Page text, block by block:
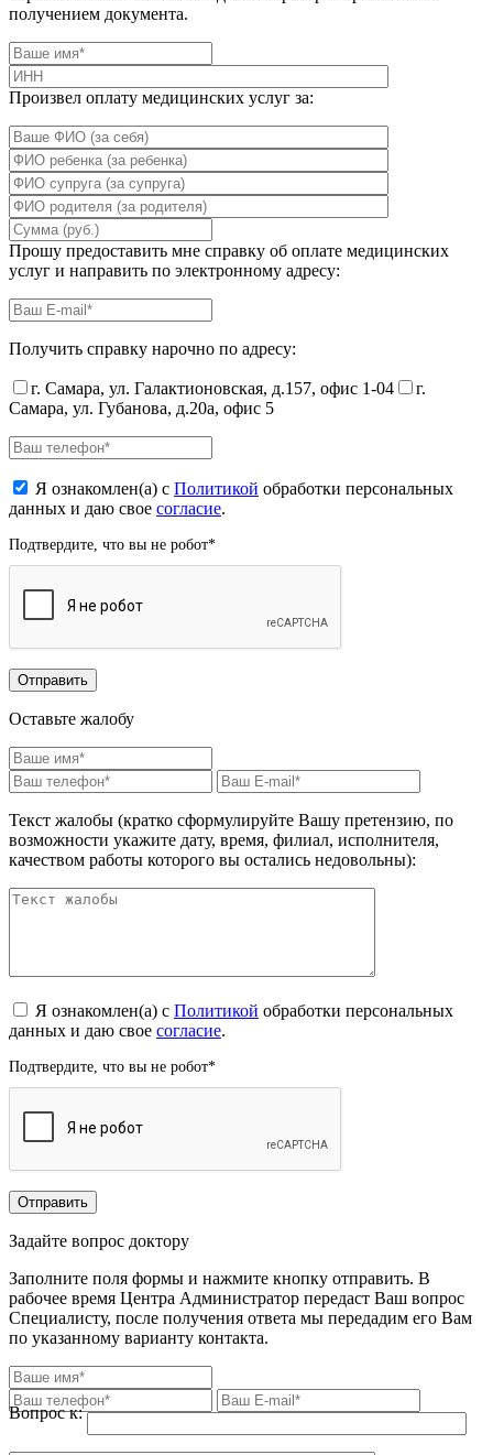
получением документа.
Произвел оплату медицинских услуг за:
Прошу предоставить мне справку об оплате медицинских
услуг и направить по электронному адресу:
Получить справку нарочно по адресу:
г. Самара, ул. Галактионовская, д.157, офис 1-04
г.
Самара, ул. Губанова, д.20а, офис 5
Я ознакомлен(а) с Политикой обработки персональных
данных и даю свое согласие.
Подтвердите, что вы не робот*
Оставьте жалобу
Текст жалобы (кратко сформулируйте Вашу претензию, по
возможности укажите дату, время, филиал, исполнителя,
качеством работы которого вы остались недовольны):
Я ознакомлен(а) с Политикой обработки персональных
данных и даю свое согласие.
Подтвердите, что вы не робот*
Задайте вопрос доктору
Заполните поля формы и нажмите кнопку отправить. В
рабочее время Центра Администратор передаст Ваш вопрос
Специалисту, после получения ответа мы передадим его Вам
по указанному варианту контакта.
Вопрос к: